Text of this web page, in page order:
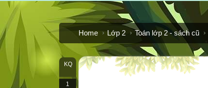
Home Lớp 2 Toán lớp 2 - sách cũ
KQ
1